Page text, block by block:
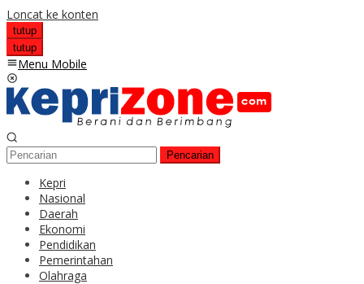
Loncat ke konten
tutup
tutup
Menu Mobile
Pencarian
Kepri
Nasional
Daerah
Ekonomi
Pendidikan
Pemerintahan
Olahraga